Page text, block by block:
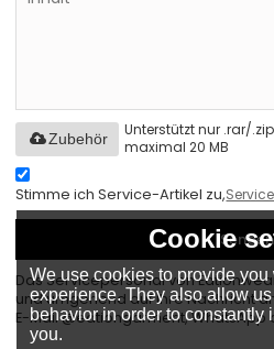
Unterstützt nur .rar/
maximal 20 MB
Zubehör
Stimme ich Service-Artikel zu,
Senden
Das Servicepersonal von
und umgehend auf Ihre Nachricht
E-Mail @eationgarment,
Cookie
We use cookies to provide
experience. They also allow
behavior in order to constantly
you.